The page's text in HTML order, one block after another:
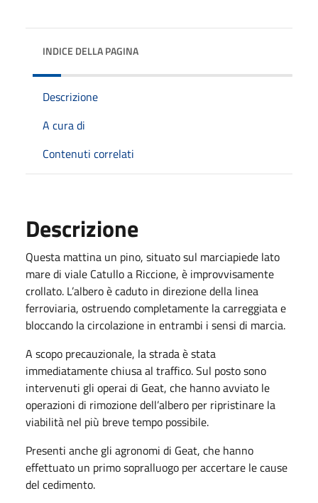
INDICE DELLA PAGINA
Descrizione
A cura di
Contenuti correlati
Descrizione
Questa mattina un pino, situato sul marciapiede lato
mare di viale Catullo a Riccione, è improvvisamente
crollato. L’albero è caduto in direzione della linea
ferroviaria, ostruendo completamente la carreggiata e
bloccando la circolazione in entrambi i sensi di marcia.
A scopo precauzionale, la strada è stata
immediatamente chiusa al traffico. Sul posto sono
intervenuti gli operai di Geat, che hanno avviato le
operazioni di rimozione dell’albero per ripristinare la
viabilità nel più breve tempo possibile.
Presenti anche gli agronomi di Geat, che hanno
effettuato un primo sopralluogo per accertare le cause
del cedimento.